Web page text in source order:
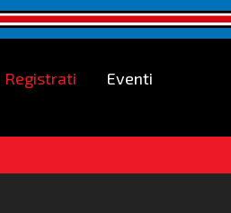
Registrati Eventi